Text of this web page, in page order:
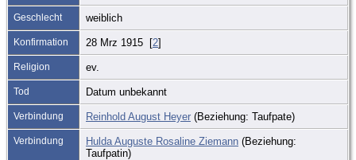
Geschlecht weiblich
Konfirmation 28 Mrz 1915 [2]
Religion ev.
Tod Datum unbekannt
Verbindung Reinhold August Heyer (Beziehung: Taufpate)
Verbindung Hulda Auguste Rosaline Ziemann (Beziehung:
Taufpatin)